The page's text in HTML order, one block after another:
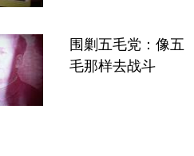
围剿五毛党：像五
毛那样去战斗